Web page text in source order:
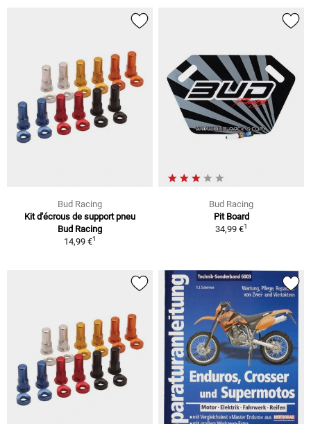
Bud Racing
Kit d'écrous de support pneu
Bud Racing
14,99 €1
Bud Racing
Pit Board
34,99 €1